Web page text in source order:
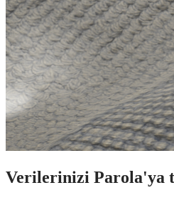
Verilerinizi Parola'ya